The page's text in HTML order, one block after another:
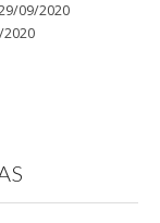
09/2020